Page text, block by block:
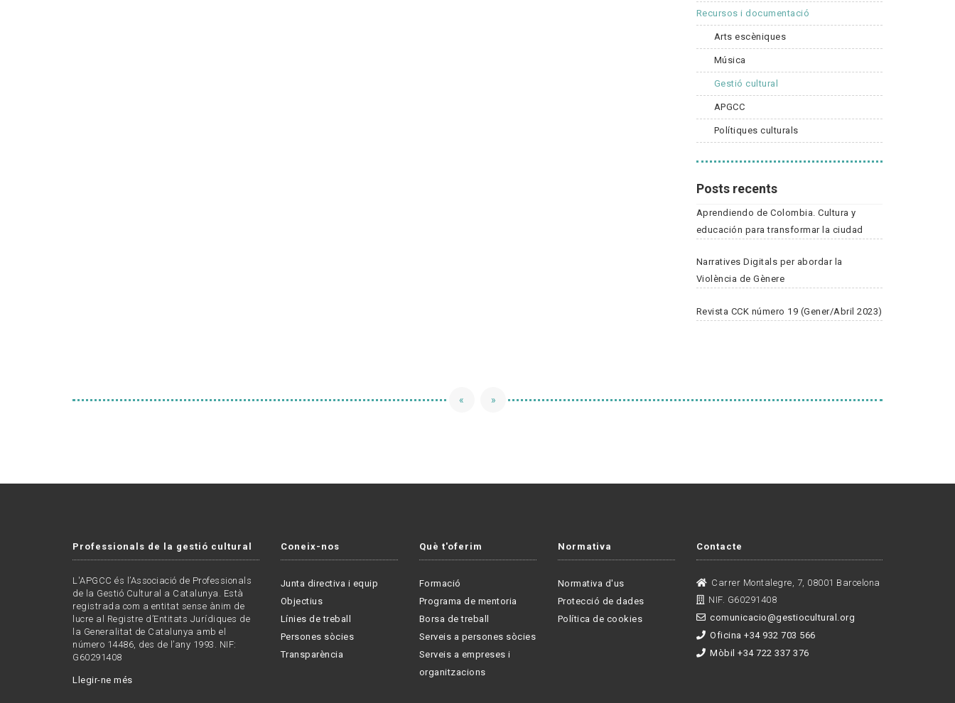
Recursos i documentació
Arts escèniques
Música
Gestió cultural
APGCC
Polítiques culturals
Posts recents
Aprendiendo de Colombia. Cultura y
educación para transformar la ciudad
Narratives Digitals per abordar la
Violència de Gènere
Revista CCK número 19 (Gener/Abril 2023)
« »
Professionals de la gestió cultural
L'APGCC és l’Associació de Professionals
de la Gestió Cultural a Catalunya. Està
registrada com a entitat sense ànim de
lucre al Registre d’Entitats Jurídiques de
la Generalitat de Catalunya amb el
número 14486, des de l’any 1993. NIF:
G60291408
Llegir-ne més
Coneix-nos
Junta directiva i equip
Objectius
Línies de treball
Persones sòcies
Transparència
Què t'oferim
Formació
Programa de mentoria
Borsa de treball
Serveis a persones sòcies
Serveis a empreses i
organitzacions
Normativa
Normativa d'us
Protecció de dades
Política de cookies
Contacte
Carrer Montalegre, 7, 08001 Barcelona
NIF. G60291408
comunicacio@gestiocultural.org
Oficina +34 932 703 566
Mòbil +34 722 337 376